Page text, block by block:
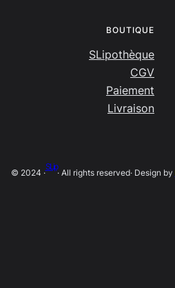
BOUTIQUE
SLipothèque
CGV
Paiement
Livraison
© 2024 ·
SLip
· All rights reserved· Design by